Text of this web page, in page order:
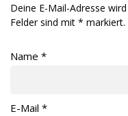
Deine E-Mail-Adresse
Felder sind mit * markiert.
Name *
E-Mail *